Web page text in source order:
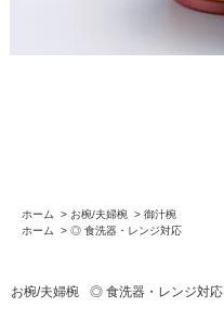
ホーム > お椀/夫婦椀 > 御汁椀
ホーム
> ◎ 食洗器・レンジ対応
お椀/夫婦椀 ◎ 食洗器・レンジ対応